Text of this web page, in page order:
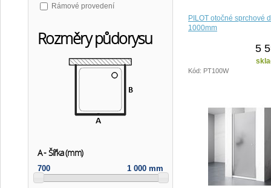
Rámové provedení
Rozměry půdorysu
A - Šířka (mm)
700 1 000 mm
PILOT otočné sprchové
1000mm
5
Kód: PT100W